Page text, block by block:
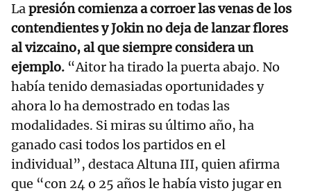
Lapresión comienza a corroer las venas de los
contendientes y Jokin no deja de lanzar flores
al vizcaino, al que siempre considera un
ejemplo. “Aitor ha tirado la puerta abajo. No
había tenido demasiadas oportunidades y
ahora lo ha demostrado en todas las
modalidades. Si miras su último año, ha
ganado casi todos los partidos en el
individual”, destaca Altuna III, quien afirma
que “con 24 o 25 años le había visto jugar en